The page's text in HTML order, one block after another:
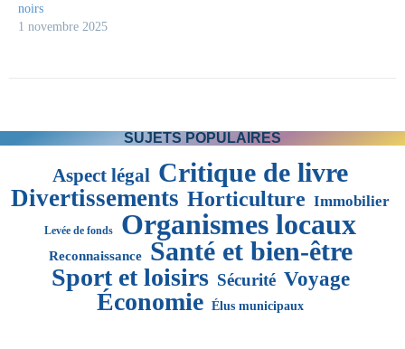
noirs
1 novembre 2025
SUJETS POPULAIRES
Aspect légal Critique de livre
Divertissements Horticulture Immobilier
Levée de fonds Organismes locaux
Reconnaissance Santé et bien-être
Sport et loisirs Sécurité Voyage
Économie Élus municipaux